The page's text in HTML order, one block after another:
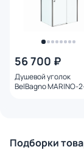
56 700 ₽
Душевой уголок
BelBagno MARINO-
Подборки